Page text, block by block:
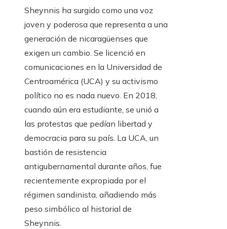
Sheynnis ha surgido como una voz
joven y poderosa que representa a una
generación de nicaragüenses que
exigen un cambio. Se licenció en
comunicaciones en la Universidad de
Centroamérica (UCA) y su activismo
político no es nada nuevo. En 2018,
cuando aún era estudiante, se unió a
las protestas que pedían libertad y
democracia para su país. La UCA, un
bastión de resistencia
antigubernamental durante años, fue
recientemente expropiada por el
régimen sandinista, añadiendo más
peso simbólico al historial de
Sheynnis.